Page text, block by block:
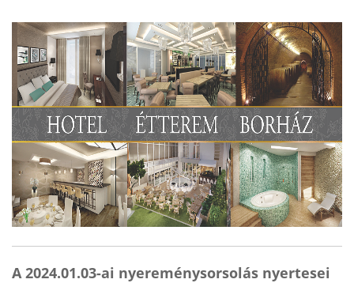
A 2024.01.03-ai nyereménysorsolás nyertesei